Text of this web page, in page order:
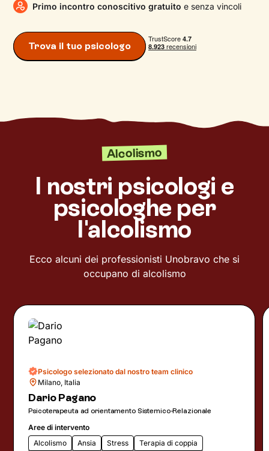
Primo incontro conoscitivo gratuito e senza vincoli
Trova il tuo psicologo
Alcolismo
I nostri psicologi e
psicologhe per
l'alcolismo
Ecco alcuni dei professionisti Unobravo che si
occupano di alcolismo
Psicologo selezionato dal nostro team clinico
Milano, Italia
Dario Pagano
Psicoterapeuta ad orientamento Sistemico-Relazionale
Aree di intervento
Alcolismo
Ansia Stress
Terapia di coppia